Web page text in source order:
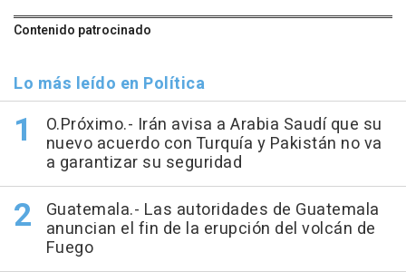
Contenido patrocinado
Lo más leído en Política
O.Próximo.- Irán avisa a Arabia Saudí que su
nuevo acuerdo con Turquía y Pakistán no va
a garantizar su seguridad
Guatemala.- Las autoridades de Guatemala
anuncian el fin de la erupción del volcán de
Fuego